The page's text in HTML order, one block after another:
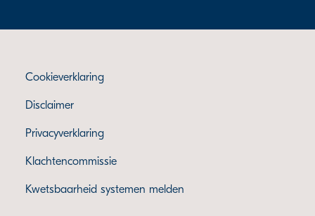
Cookieverklaring
Disclaimer
Privacyverklaring
Klachtencommissie
Kwetsbaarheid systemen melden